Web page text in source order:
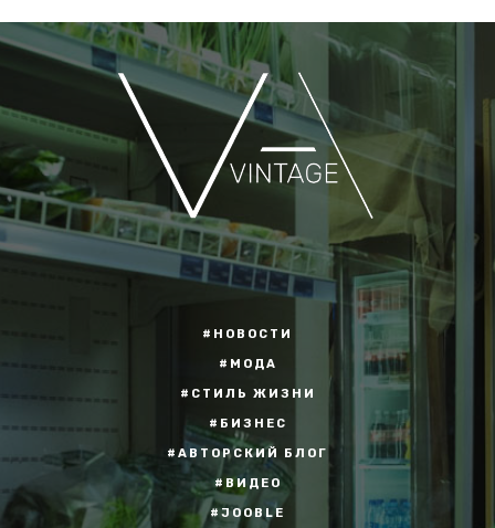
#НОВОСТИ
#МОДА
#СТИЛЬ ЖИЗНИ
#БИЗНЕС
#АВТОРСКИЙ БЛОГ
#ВИДЕО
#JOOBLE